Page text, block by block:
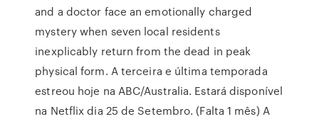
and a doctor face an emotionally charged
mystery when seven local residents
inexplicably return from the dead in peak
physical form. A terceira e última temporada
estreou hoje na ABC/Australia. Estará disponível
na Netflix dia 25 de Setembro. (Falta 1 mês) A